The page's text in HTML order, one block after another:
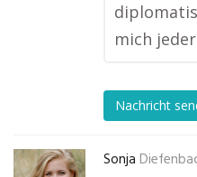
mich
Nachricht
Sonja